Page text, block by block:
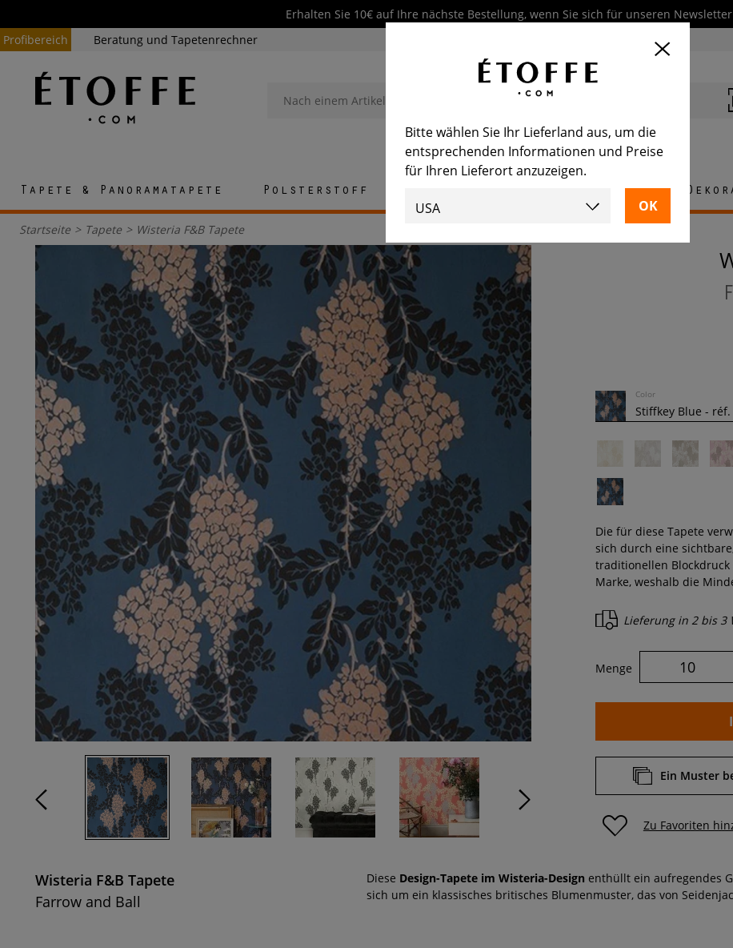
Erhalten Sie 10€ auf Ihre nächste Bestellung, wenn Sie sich für unseren
Profibereich
Beratung und Tapetenrechner
Tapete & Panoramatapete Polsterstoff Möbel
Startseite > Tapete > Wisteria F&B Tapete
Color
Die für diese Tapete
sich durch eine
traditionellen Blockdruck
Marke, weshalb die
Lieferung in 2 bis 3
Menge
Ein Muster
Zu Favoriten
Wisteria F&B Tapete
Farrow and Ball
Diese Design-Tapete im Wisteria-Design enthüllt ein aufregendes
sich um ein klassisches britisches Blumenmuster, das von
Bitte wählen Sie Ihr Lieferland aus, um die
entsprechenden Informationen und Preise
für Ihren Lieferort anzuzeigen.